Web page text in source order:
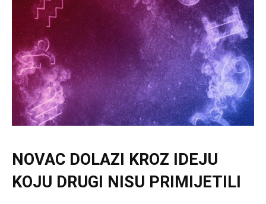
NOVAC DOLAZI KROZ IDEJU
KOJU DRUGI NISU PRIMIJETILI